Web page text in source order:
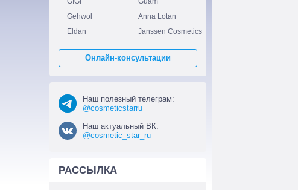
Gehwol
Anna Lotan
Eldan
Janssen Cosmetics
Онлайн-консультации
Наш полезный телеграм:
@cosmeticstarru
Наш актуальный ВК:
@cosmetic_star_ru
РАССЫЛКА